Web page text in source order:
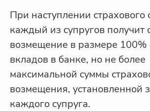
При наступлении страхового
каждый из супругов получит
возмещение в размере 100%
вкладов в банке, но не более
максимальной суммы
возмещения, установленной
каждого супруга.